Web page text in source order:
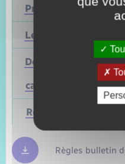
Présidentielle
Législatives
Départementales
cantonales)
Régionales
Règles bulletin